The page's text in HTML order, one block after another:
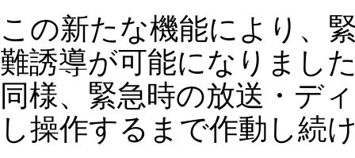
この新たな機能により、
難誘導が可能になりまし
同様、緊急時の放送・デ
し操作するまで作動し続